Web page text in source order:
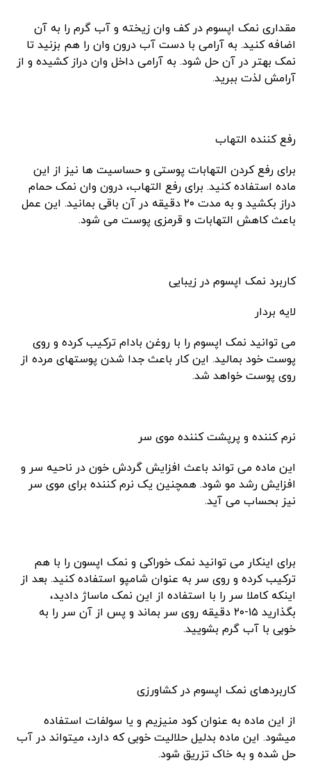
مقداری نمک اپسوم در کف وان زیخته و آب گرم را به آن
اضافه کنید. به آرامی با دست آب درون وان را هم بزنید تا
نمک بهتر در آن حل شود. به آرامی داخل وان دراز کشیده و از
آرامش لذت ببرید.
رفع کننده التهاب
برای رفع کردن التهابات پوستی و حساسیت ها نیز از این
ماده استفاده کنید. برای رفع التهاب، درون وان نمک حمام
دراز بکشید و به مدت ۲۰ دقیقه در آن باقی بمانید. این عمل
باعث کاهش التهابات و قرمزی پوست می شود.
کاربرد نمک اپسوم در زیبایی
لایه بردار
می توانید نمک اپسوم را با روغن بادام ترکیب کرده و روی
پوست خود بمالید. این کار باعث جدا شدن پوستهای مرده از
روی پوست خواهد شد.
نرم کننده و پرپشت کننده موی سر
این ماده می تواند باعث افزایش گردش خون در ناحیه سر و
افزایش رشد مو شود. همچنین یک نرم کننده برای موی سر
نیز بحساب می آید.
برای اینکار می توانید نمک خوراکی و نمک اپسون را با هم
ترکیب کرده و روی سر به عنوان شامپو استفاده کنید. بعد از
اینکه کاملا سر را با استفاده از این نمک ماساژ دادید،
بگذارید ۱۵-۲۰ دقیقه روی سر بماند و پس از آن سر را به
خوبی با آب گرم بشویید.
کاربردهای نمک اپسوم در کشاورزی
از این ماده به عنوان کود منیزیم و یا سولفات استفاده
میشود. این ماده بدلیل حلالیت خوبی که دارد، میتواند در آب
حل شده و به خاک تزریق شود.